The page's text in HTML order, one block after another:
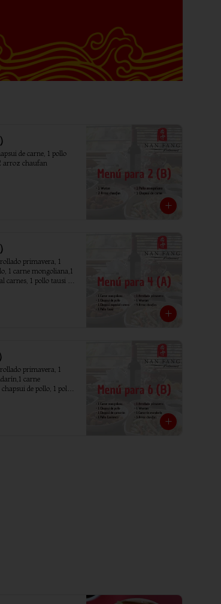
de carne, 1 pollo
arroz chaufan
primavera, 1
1 carne mongoliana,1
carnes, 1 pollo tausi 4
primavera, 1
carne
de pollo, 1 pollo